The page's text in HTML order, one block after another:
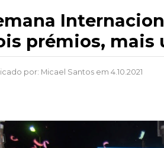
prémios,
por: Micael Santos em 4.10.2021